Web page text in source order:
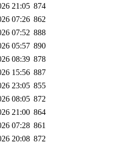
21:05 874
07:26 862
07:52 888
05:57 890
08:39 878
15:56 887
23:05 855
08:05 872
21:00 864
07:28 861
20:08 872